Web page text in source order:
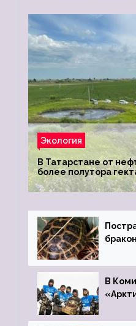
Экология
В Татарстане от
более полутора
В